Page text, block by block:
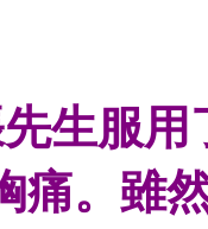
生服
痛。雖